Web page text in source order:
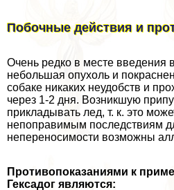
Побочные действия и
Очень редко в месте введения
небольшая опухоль и
собаке никаких неудобств и
через 1-2 дня. Возникшую
прикладывать лед, т. к. это
непоправимым последствиям
непереносимости возможны
Противопоказаниями к
Гексадог являются: